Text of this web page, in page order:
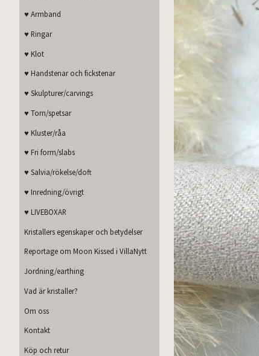
♥ Armband
♥ Ringar
♥ Klot
♥ Handstenar och fickstenar
♥ Skulpturer/carvings
♥ Torn/spetsar
♥ Kluster/råa
♥ Fri form/slabs
♥ Salvia/rökelse/doft
♥ Inredning/övrigt
♥ LIVEBOXAR
Kristallers egenskaper och betydelser
Reportage om Moon Kissed i VillaNytt
Jordning/earthing
Vad är kristaller?
Om oss
Kontakt
Köp och retur